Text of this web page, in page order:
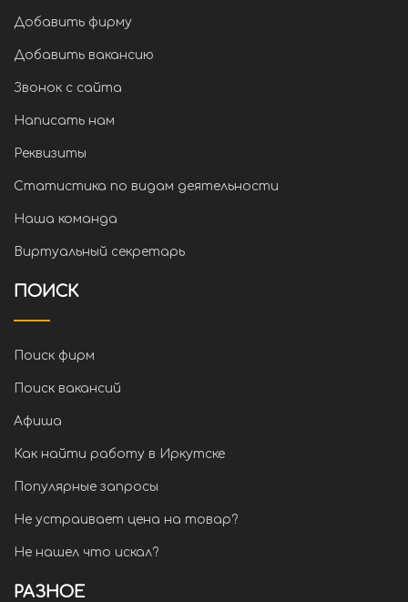
Добавить фирму
Добавить вакансию
Звонок с сайта
Написать нам
Реквизиты
Статистика по видам деятельности
Наша команда
Виртуальный секретарь
ПОИСК
Поиск фирм
Поиск вакансий
Афиша
Как найти работу в Иркутске
Популярные запросы
Не устраивает цена на товар?
Не нашел что искал?
РАЗНОЕ